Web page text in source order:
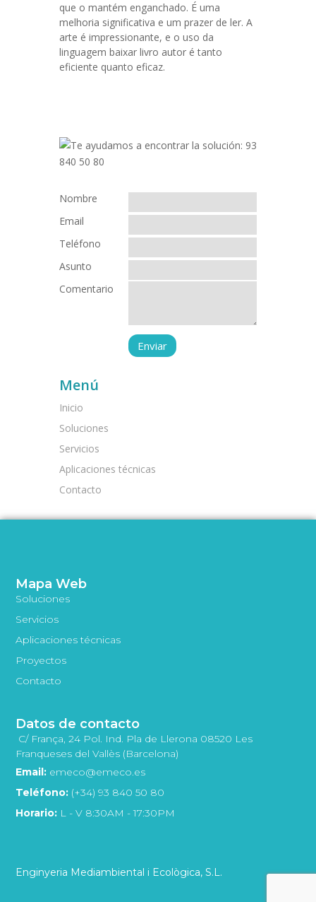
que o mantém enganchado. É uma
melhoria significativa e um prazer de ler. A
arte é impressionante, e o uso da
linguagem baixar livro autor é tanto
eficiente quanto eficaz.
Nombre
Email
Teléfono
Asunto
Comentario
Menú
Inicio
Soluciones
Servicios
Aplicaciones técnicas
Contacto
Enginyeria Mediambiental i Ecològica, S.L.
Mapa Web
Soluciones
Servicios
Aplicaciones técnicas
Proyectos
Contacto
Datos de contacto
C/ França, 24 Pol. Ind. Pla de Llerona 08520 Les
Franqueses del Vallès (Barcelona)
Email: emeco@emeco.es
Teléfono: (+34) 93 840 50 80
Horario: L - V 8:30AM - 17:30PM